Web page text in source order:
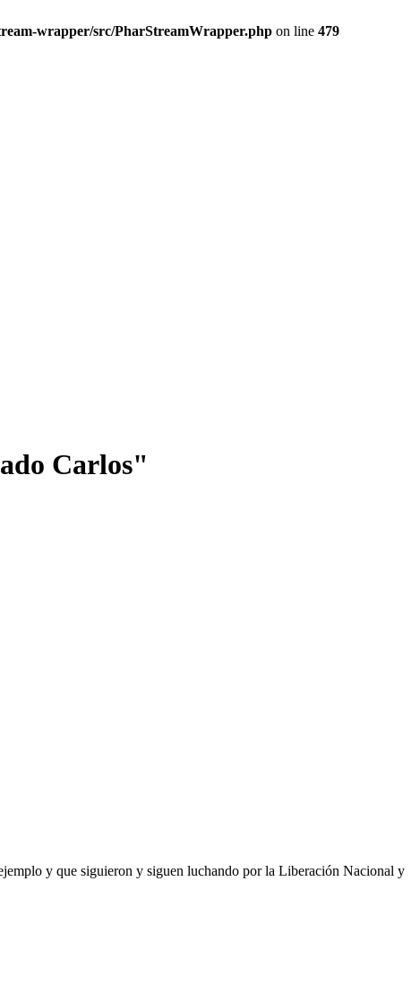
wrapper/src/PharStreamWrapper.php on line 479
Carlos"
y que siguieron y siguen luchando por la Liberación Nacional y